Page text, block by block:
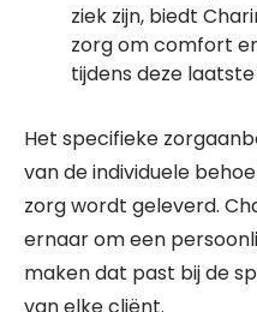
ziek zijn, biedt
zorg om comfort
tijdens deze
Het specifieke
van de individuele
zorg wordt geleverd.
ernaar om een
maken dat past bij de